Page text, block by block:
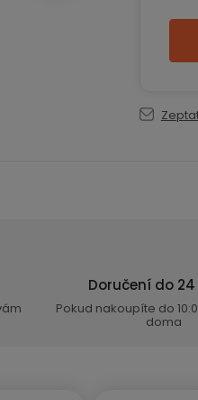
Doručení do
Pokud nakoupíte do
doma